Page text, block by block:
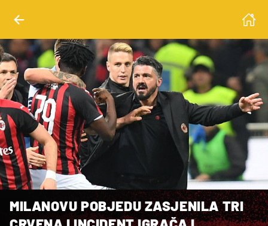
MILANOVU POBJEDU ZASJENILA TRI